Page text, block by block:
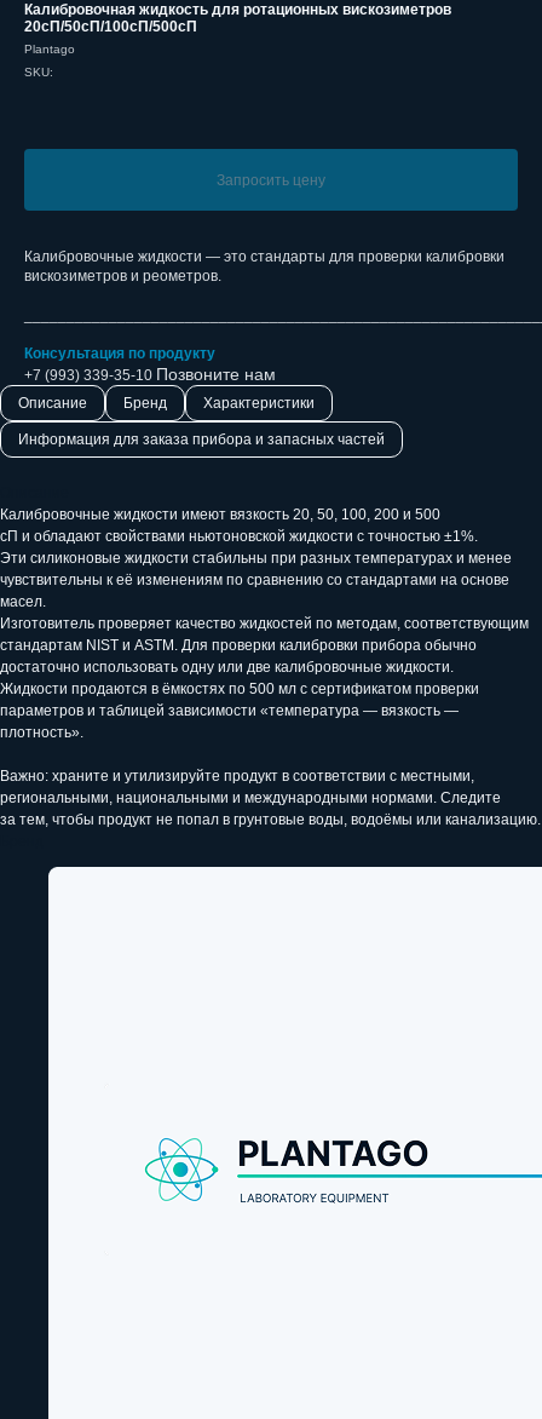
Калибровочная жидкость для ротационных вискозиметров
20сП/50сП/100сП/500сП
Plantago
SKU:
Запросить цену
Калибровочные жидкости — это стандарты для проверки калибровки
вискозиметров и реометров.
Консультация по продукту
+7 (993) 339-35-10 Позвоните нам
Описание Бренд Характеристики
Информация для заказа прибора и запасных частей
Калибровочные жидкости имеют вязкость 20, 50, 100, 200 и 500
сП и обладают свойствами ньютоновской жидкости с точностью ±1%.
Эти силиконовые жидкости стабильны при разных температурах и менее
чувствительны к её изменениям по сравнению со стандартами на основе
масел.
Изготовитель проверяет качество жидкостей по методам, соответствующим
стандартам NIST и ASTM. Для проверки калибровки прибора обычно
достаточно использовать одну или две калибровочные жидкости.
Жидкости продаются в ёмкостях по 500 мл с сертификатом проверки
параметров и таблицей зависимости «температура — вязкость —
плотность».
Важно: храните и утилизируйте продукт в соответствии с местными,
региональными, национальными и международными нормами. Следите
за тем, чтобы продукт не попал в грунтовые воды, водоёмы или канализацию.
СОПУТСТВУЮЩИЕ ТОВАРЫ